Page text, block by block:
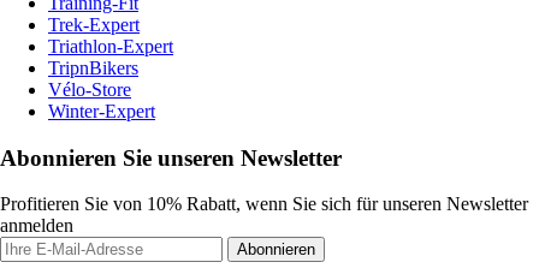
Trek-Expert
Triathlon-Expert
TripnBikers
Vélo-Store
Winter-Expert
Abonnieren Sie unseren Newsletter
Profitieren Sie von 10% Rabatt, wenn Sie sich für unseren Newsletter
anmelden
Abonnieren